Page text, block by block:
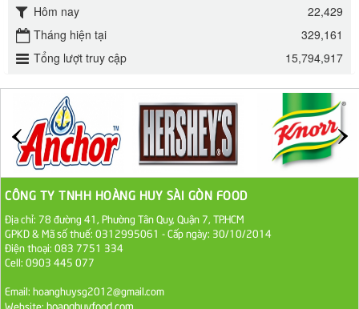
Đường mía thiên nhiên Biên Hòa gói 1kg
ĐƯỜNG SẠCH CÔ BA BIÊN HÒA 1KG
27.000 VND
Đường cát trắng An Khê bao 50kg
1.100.000 VND
Sa Tế Tôm Cholimex PET Hũ 450g
Ớt Sa Tế Cholimex Hũ Thuỷ Tinh 150g
Hôm nay
22,429
Tháng hiện tại
329,161
Tổng lượt truy cập
15,794,917
CÔNG TY TNHH HOÀNG HUY SÀI GÒN FOOD
Địa chỉ: 78 đường 41, Phường Tân Quy, Quận 7, TP.HCM
GPKD & Mã số thuế: 0312995061 - Cấp ngày: 30/10/2014
Điện thoại: 083 7751 334
Cell: 0903 445 077
Email: hoanghuysg2012@gmail.com
Website: hoanghuyfood.com